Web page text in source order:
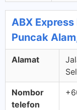
ABX
Puncak
Alamat
Nombor
telefon